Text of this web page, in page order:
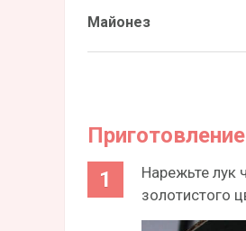
Майонез
Приготовление
Нарежьте лук
золотистого